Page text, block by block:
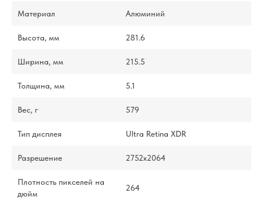
Материал Алюминий
Высота, мм 281.6
Ширина, мм 215.5
Толщина, мм 5.1
Вес, г 579
Тип дисплея Ultra Retina XDR
Разрешение 2752x2064
Плотность пикселей на
дюйм
264